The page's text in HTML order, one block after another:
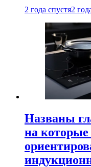
2 года спустя2
Названы
на